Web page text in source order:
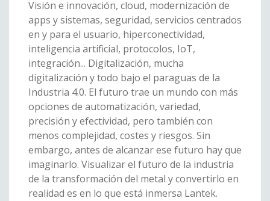
Visión e innovación, cloud, modernización de
apps y sistemas, seguridad, servicios centrados
en y para el usuario, hiperconectividad,
inteligencia artificial, protocolos, IoT,
integración... Digitalización, mucha
digitalización y todo bajo el paraguas de la
Industria 4.0. El futuro trae un mundo con más
opciones de automatización, variedad,
precisión y efectividad, pero también con
menos complejidad, costes y riesgos. Sin
embargo, antes de alcanzar ese futuro hay que
imaginarlo. Visualizar el futuro de la industria
de la transformación del metal y convertirlo en
realidad es en lo que está inmersa Lantek.